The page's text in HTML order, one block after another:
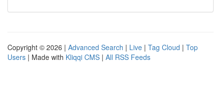
Copyright © 2026 | Advanced Search | Live | Tag Cloud | Top
Users | Made with Kliqqi CMS | All RSS Feeds